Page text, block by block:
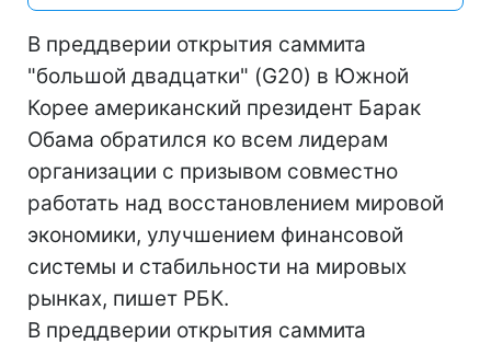
В преддверии открытия саммита
"большой двадцатки" (G20) в Южной
Корее американский президент Барак
Обама обратился ко всем лидерам
организации с призывом совместно
работать над восстановлением мировой
экономики, улучшением финансовой
системы и стабильности на мировых
рынках, пишет РБК.
В преддверии открытия саммита